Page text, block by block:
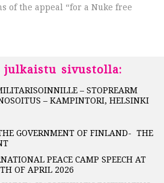
of the appeal “for a Nuke free
julkaistu sivustolla:
– STOPREARM
– KAMPINTORI, HELSINKI
GOVERNMENT OF FINLAND- THE
PEACE CAMP SPEECH AT
OF APRIL 2026